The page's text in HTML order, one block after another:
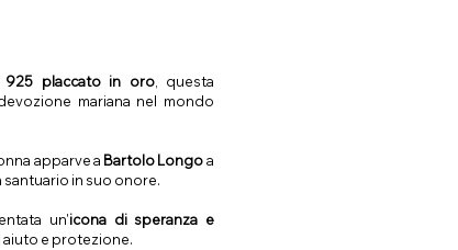
925 placcato in oro, questa
mariana nel mondo
apparve a Bartolo Longoa
santuario in suo onore.
un'icona di speranza e
aiuto e protezione.